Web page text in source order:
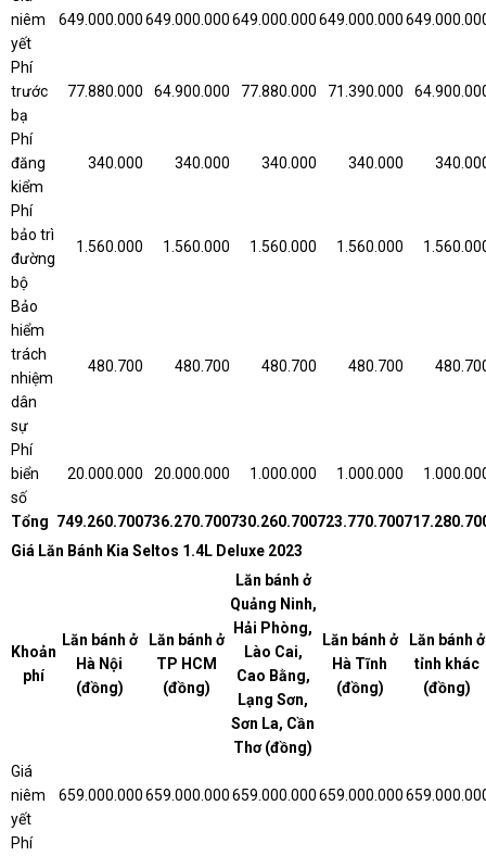
niêm
yết
649.000.000649.000.000649.000.000649.000.000
Phí
trước
bạ
77.880.000 64.900.000 77.880.000 71.390.000
Phí
đăng
kiểm
340.000 340.000 340.000 340.000
Phí
bảo trì
đường
bộ
1.560.000 1.560.000 1.560.000 1.560.000
Bảo
hiểm
trách
nhiệm
dân
sự
480.700 480.700 480.700 480.700
Phí
biển
số
20.000.000 20.000.000 1.000.000 1.000.000
Tổng 749.260.700736.270.700730.260.700723.770.700
Giá Lăn Bánh Kia Seltos 1.4L Deluxe 2023
Khoản
phí
Lăn bánh ở
Hà Nội
(đồng)
Lăn bánh ở
TP HCM
(đồng)
Lăn bánh ở
Quảng Ninh,
Hải Phòng,
Lào Cai,
Cao Bằng,
Lạng Sơn,
Sơn La, Cần
Thơ (đồng)
Lăn bánh ở
Hà Tĩnh
(đồng)
Lăn bánh ở
tỉnh khác
(đồng)
Giá
niêm
yết
659.000.000659.000.000659.000.000659.000.000
Phí